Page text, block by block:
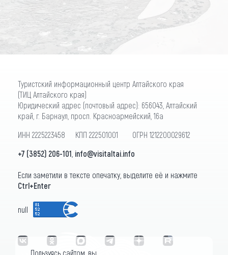
ПОДПИСАТЬСЯ
Туристский информационный центр Алтайского края
(ТИЦ Алтайского края)
Юридический адрес (почтовый адрес): 656043, Алтайский
край, г. Барнаул, просп. Красноармейский, 16а
ИНН 2225223458 КПП 222501001 ОГРН 1212200029612
+7 (3852) 206-101 info@visitaltai.info
Если заметили в тексте опечатку, выделите её и нажмите
Ctrl+Enter
null
Пользуясь сайтом, вы